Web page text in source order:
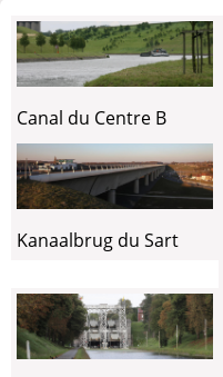
Canal du Centre B
Kanaalbrug du Sart